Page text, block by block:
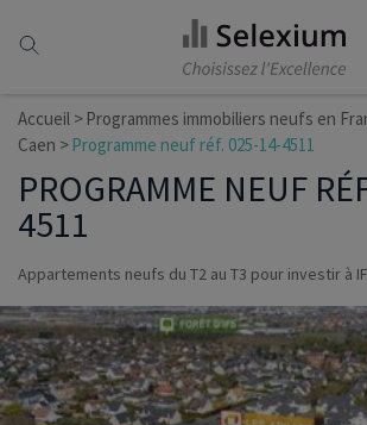
Accueil Programmes immobiliers neufs en
Caen
Programme neuf réf. 025-14-4511
PROGRAMME NEUF
4511
Appartements neufs du T2 au T3 pour investir à